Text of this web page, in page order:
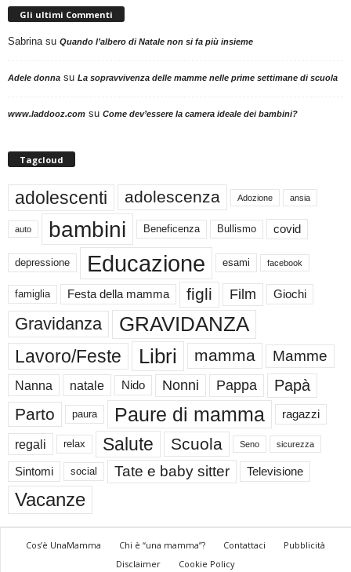
Gli ultimi Commenti
Sabrina su Quando l’albero di Natale non si fa più insieme
Adele donna su La sopravvivenza delle mamme nelle prime settimane di scuola
www.laddooz.com su Come dev’essere la camera ideale dei bambini?
Tagcloud
adolescenti adolescenza Adozione ansia
auto bambini Beneficenza Bullismo covid
depressione Educazione esami facebook
famiglia Festa della mamma figli Film Giochi
Gravidanza GRAVIDANZA
Lavoro/Feste Libri mamma Mamme
Nanna natale Nido Nonni Pappa Papà
Parto paura Paure di mamma ragazzi
regali relax Salute Scuola Seno sicurezza
Sintomi social Tate e baby sitter Televisione
Vacanze
Cos’è UnaMamma Chi è “una mamma”? Contattaci
Pubblicità
Disclaimer
Cookie Policy